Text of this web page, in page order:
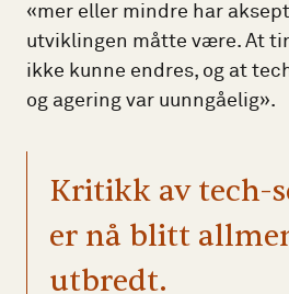
«mer eller mindre har
utviklingen måtte være. At
ikke kunne endres, og at
og agering var uunngåelig».
Kritikk av tech-
er nå blitt
utbredt.